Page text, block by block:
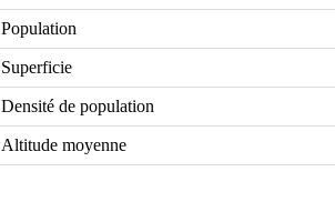
Population
Superficie
Densité de population
Altitude moyenne